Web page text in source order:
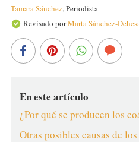
Tamara Sánchez,Periodista
Revisado porMarta Sánchez-
En este artículo
¿Por qué se producen los
Otras posibles causas de